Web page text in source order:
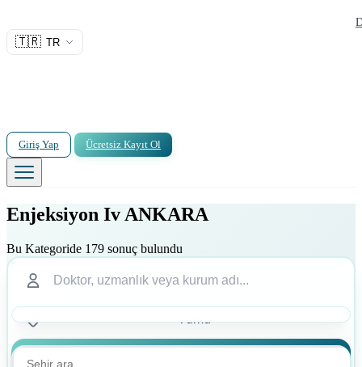
🇹🇷 TR
Giriş Yap Ücretsiz Kayıt Ol
Enjeksiyon Iv ANKARA
Bu Kategoride 179 sonuç bulundu